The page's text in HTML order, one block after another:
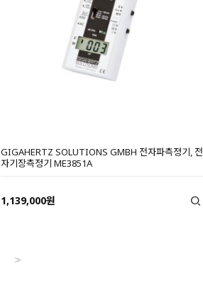
GIGAHERTZ SOLUTIONS GMBH 전자파측정기, 전
자기장측정기 ME3851A
1,139,000원
>>